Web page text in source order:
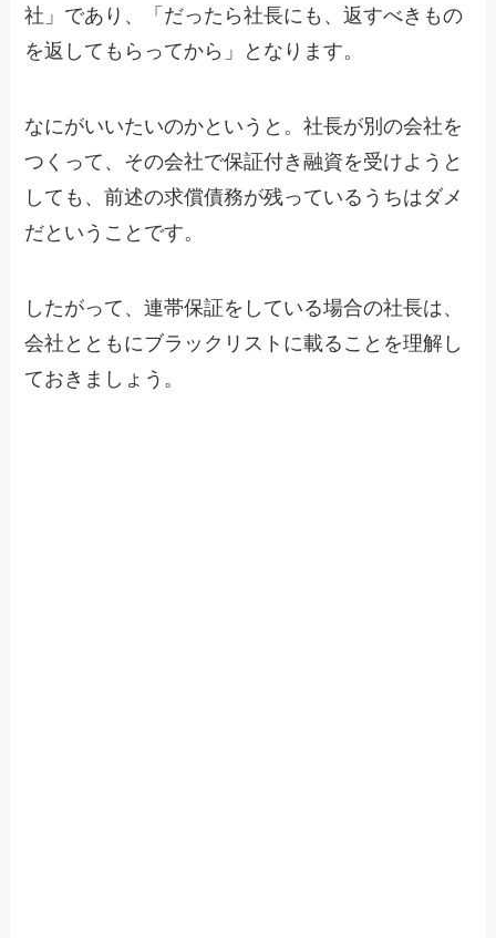
社」であり、「だったら社長にも、返すべきもの
を返してもらってから」となります。
なにがいいたいのかというと。社長が別の会社を
つくって、その会社で保証付き融資を受けようと
しても、前述の求償債務が残っているうちはダメ
だということです。
したがって、連帯保証をしている場合の社長は、
会社とともにブラックリストに載ることを理解し
ておきましょう。